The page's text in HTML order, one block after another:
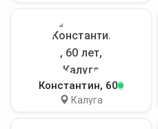
Константин, 60
Калуга